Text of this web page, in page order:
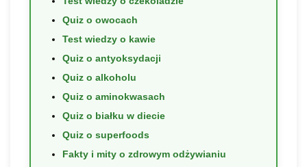
Quiz o owocach
Test wiedzy o kawie
Quiz o antyoksydacji
Quiz o alkoholu
Quiz o aminokwasach
Quiz o białku w diecie
Quiz o superfoods
Fakty i mity o zdrowym odżywianiu